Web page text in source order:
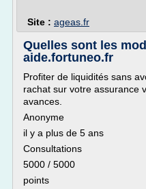
Site : ageas.fr
Quelles sont les
aide.fortuneo.fr
Profiter de liquidités sans
rachat sur votre assurance
avances.
Anonyme
il y a plus de 5 ans
Consultations
5000 / 5000
points